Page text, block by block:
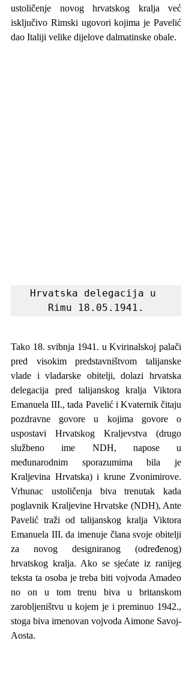
ustoličenje novog hrvatskog kralja već
isključivo Rimski ugovori kojima je Pavelić
dao Italiji velike dijelove dalmatinske obale.
Hrvatska delegacija u
Rimu 18.05.1941.
Tako 18. svibnja 1941. u Kvirinalskoj palači
pred visokim predstavništvom talijanske
vlade i vladarske obitelji, dolazi hrvatska
delegacija pred talijanskog kralja Viktora
Emanuela III., tada Pavelić i Kvaternik čitaju
pozdravne govore u kojima govore o
uspostavi Hrvatskog Kraljevstva (drugo
službeno ime NDH, napose u
međunarodnim sporazumima bila je
Kraljevina Hrvatska) i krune Zvonimirove.
Vrhunac ustoličenja biva trenutak kada
poglavnik Kraljevine Hrvatske (NDH), Ante
Pavelić traži od talijanskog kralja Viktora
Emanuela III. da imenuje člana svoje obitelji
za novog designiranog (određenog)
hrvatskog kralja. Ako se sjećate iz ranijeg
teksta ta osoba je treba biti vojvoda Amadeo
no on u tom trenu biva u britanskom
zarobljeništvu u kojem je i preminuo 1942.,
stoga biva imenovan vojvoda Aimone Savoj-
Aosta.